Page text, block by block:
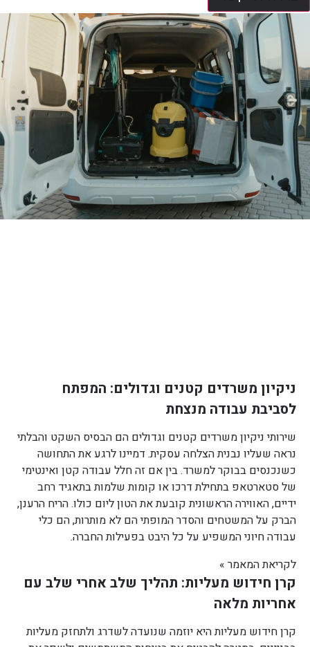
ניקיון משרדים קטנים וגדולים: המפתח
לסביבת עבודה מנצחת
שירותי ניקיון משרדים קטנים וגדולים הם הבסיס השקט והבלתי
נראה שעליו נבנית הצלחה עסקית. דמיינו לרגע את התחושה
כשנכנסים בבוקר למשרד. בין אם זה חלל עבודה קטן ואינטימי
של סטארטאפ בתחילת דרכו או קומות שלמות בתאגיד רחב
ידיים, האווירה הראשונית קובעת את הטון ליום כולו. הריח הרענן,
הברק על המשטחים והסדר המופתי הם לא מותרות, הם כלי
עבודה חיוני המשפיע על כל היבט בפעילות החברה.
לקריאת המאמר »
קרן חידוש מעליות: תהליך שלב אחרי שלב עם
אחריות מלאה
קרן חידוש מעליות היא יוזמה שנועדה לשדרג ולתחזק מעליות